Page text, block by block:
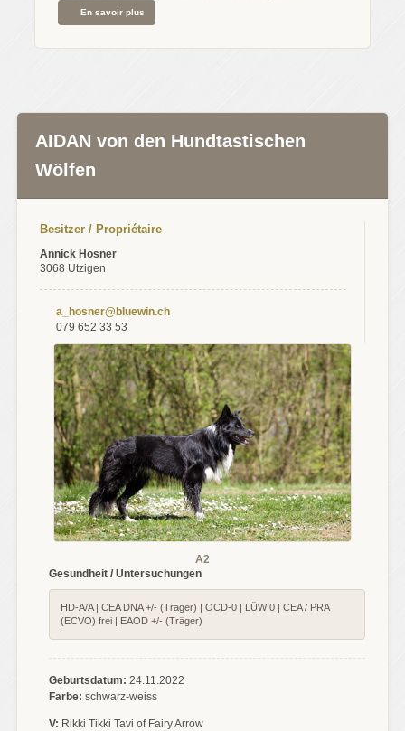
En savoir plus
AIDAN von den Hundtastischen
Wölfen
Besitzer / Propriétaire
Annick Hosner
3068 Utzigen
a_hosner@bluewin.ch
079 652 33 53
A2
Gesundheit / Untersuchungen
HD-A/A | CEA DNA +/- (Träger) | OCD-0 | LÜW 0 | CEA / PRA
(ECVO) frei | EAOD +/- (Träger)
Geburtsdatum: 24.11.2022
Farbe: schwarz-weiss
V: Rikki Tikki Tavi of Fairy Arrow